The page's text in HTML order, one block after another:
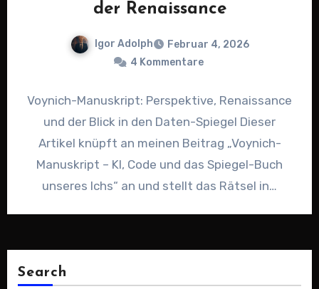
der Renaissance
Igor Adolph
Februar 4, 2026
4 Kommentare
Voynich-Manuskript: Perspektive, Renaissance
und der Blick in den Daten-Spiegel Dieser
Artikel knüpft an meinen Beitrag „Voynich-
Manuskript – KI, Code und das Spiegel-Buch
unseres Ichs“ an und stellt das Rätsel in…
Search